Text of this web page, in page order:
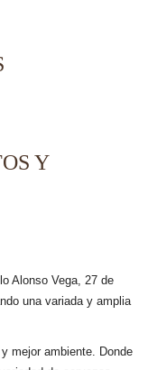
Y
Alonso Vega, 27 de
una variada y amplia
mejor ambiente. Donde